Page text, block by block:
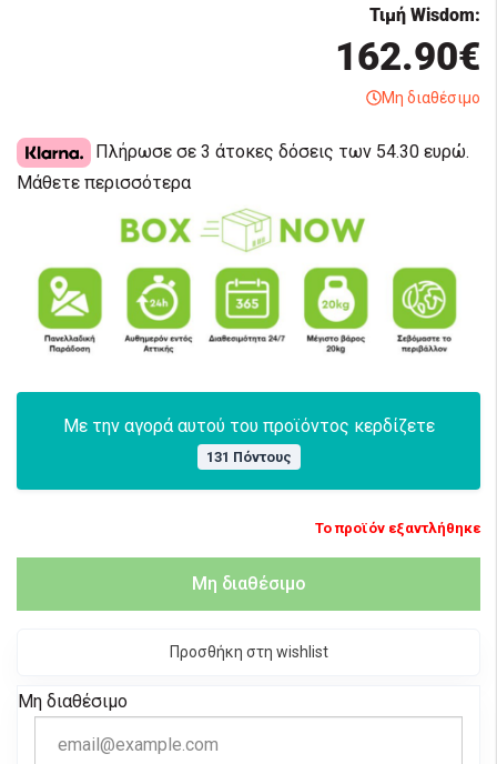
Τιμή Wisdom:
162.90€
Μη διαθέσιμο
Πλήρωσε σε 3 άτοκες δόσεις των 54.30 ευρώ.
Μάθετε περισσότερα
Με την αγορά αυτού του προϊόντος κερδίζετε
131 Πόντους
Το προϊόν εξαντλήθηκε
Μη διαθέσιμο
Προσθήκη στη wishlist
Μη διαθέσιμο